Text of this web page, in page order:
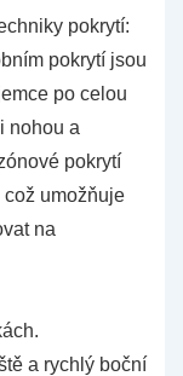
pokrytí:
pokrytí jsou
po celou
nohou a
pokrytí
umožňuje
na
a rychlý boční